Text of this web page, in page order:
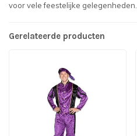
voor vele feestelijke gelegenheden.
Gerelateerde producten